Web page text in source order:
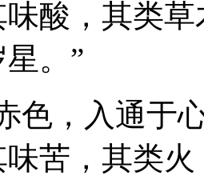
酸，其类
。”
，入通于心
苦，其类